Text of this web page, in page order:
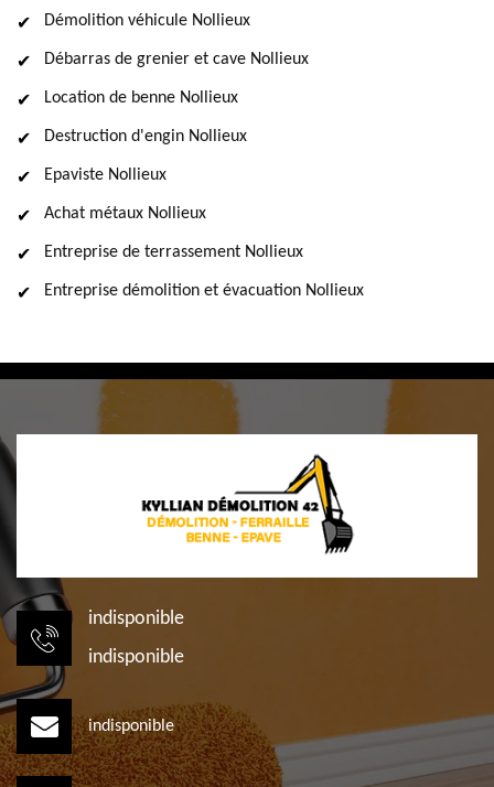
Démolition véhicule Nollieux
Débarras de grenier et cave Nollieux
Location de benne Nollieux
Destruction d'engin Nollieux
Epaviste Nollieux
Achat métaux Nollieux
Entreprise de terrassement Nollieux
Entreprise démolition et évacuation Nollieux
indisponible
indisponible
indisponible